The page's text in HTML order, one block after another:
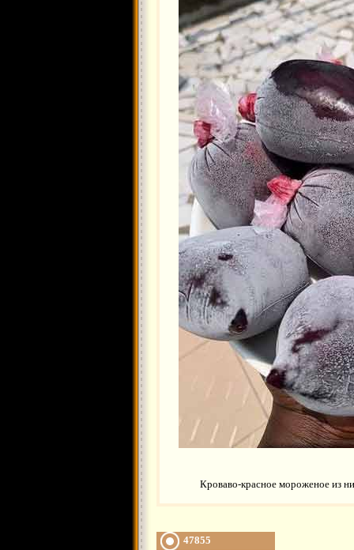
Кроваво-красное мороженое из
47855